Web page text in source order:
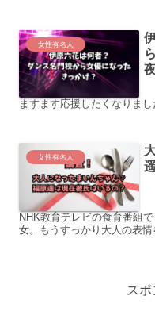
女性有名人
ますます応援したくなりまし
女性有名人
NHK教育テレビの食育番組
女。もうすっかり大人の表情
スポ